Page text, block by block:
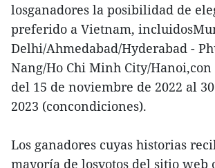
losganadores la posibilidad de
preferido a Vietnam,
Delhi/Ahmedabad/Hyderabad -
Nang/Ho Chi Minh City/
del 15 de noviembre de 2022 al
2023 (concondiciones).
Los ganadores cuyas historias
mayoría de losvotos del sitio web